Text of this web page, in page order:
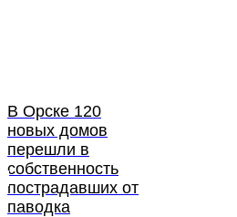
В Орске 120
новых домов
перешли в
собственность
пострадавших от
паводка